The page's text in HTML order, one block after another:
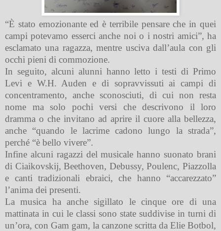
“È stato emozionante ed è terribile pensare che in quei
campi potevamo esserci anche noi o i nostri amici”, ha
esclamato una ragazza, mentre usciva dall’aula con gli
occhi pieni di commozione.
In seguito, alcuni alunni hanno letto i testi di Primo
Levi e W.H. Auden e di sopravvissuti ai campi di
concentramento, anche sconosciuti, di cui non resta
nome ma solo pochi versi che descrivono il loro
dramma o che invitano ad aprire il cuore alla bellezza,
anche “quando le lacrime cadono lungo la strada”,
perché “è bello vivere”.
Infine alcuni ragazzi del musicale hanno suonato brani
di Ciaikovskij, Beethoven, Debussy, Poulenc, Piazzolla
e canti tradizionali ebraici, che hanno “accarezzato”
l’anima dei presenti.
La musica ha anche sigillato le cinque ore di una
mattinata in cui le classi sono state suddivise in turni di
un’ora, con Gam gam, la canzone scritta da Elie Botbol,